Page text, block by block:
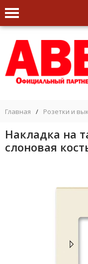
Главная / Розетки и
Накладка на
слоновая